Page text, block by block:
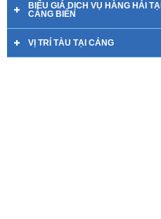
BIỂU GIÁ DỊCH VỤ HÀNG HẢI TẠI
CẢNG BIỂN
VỊ TRÍ TÀU TẠI CẢNG